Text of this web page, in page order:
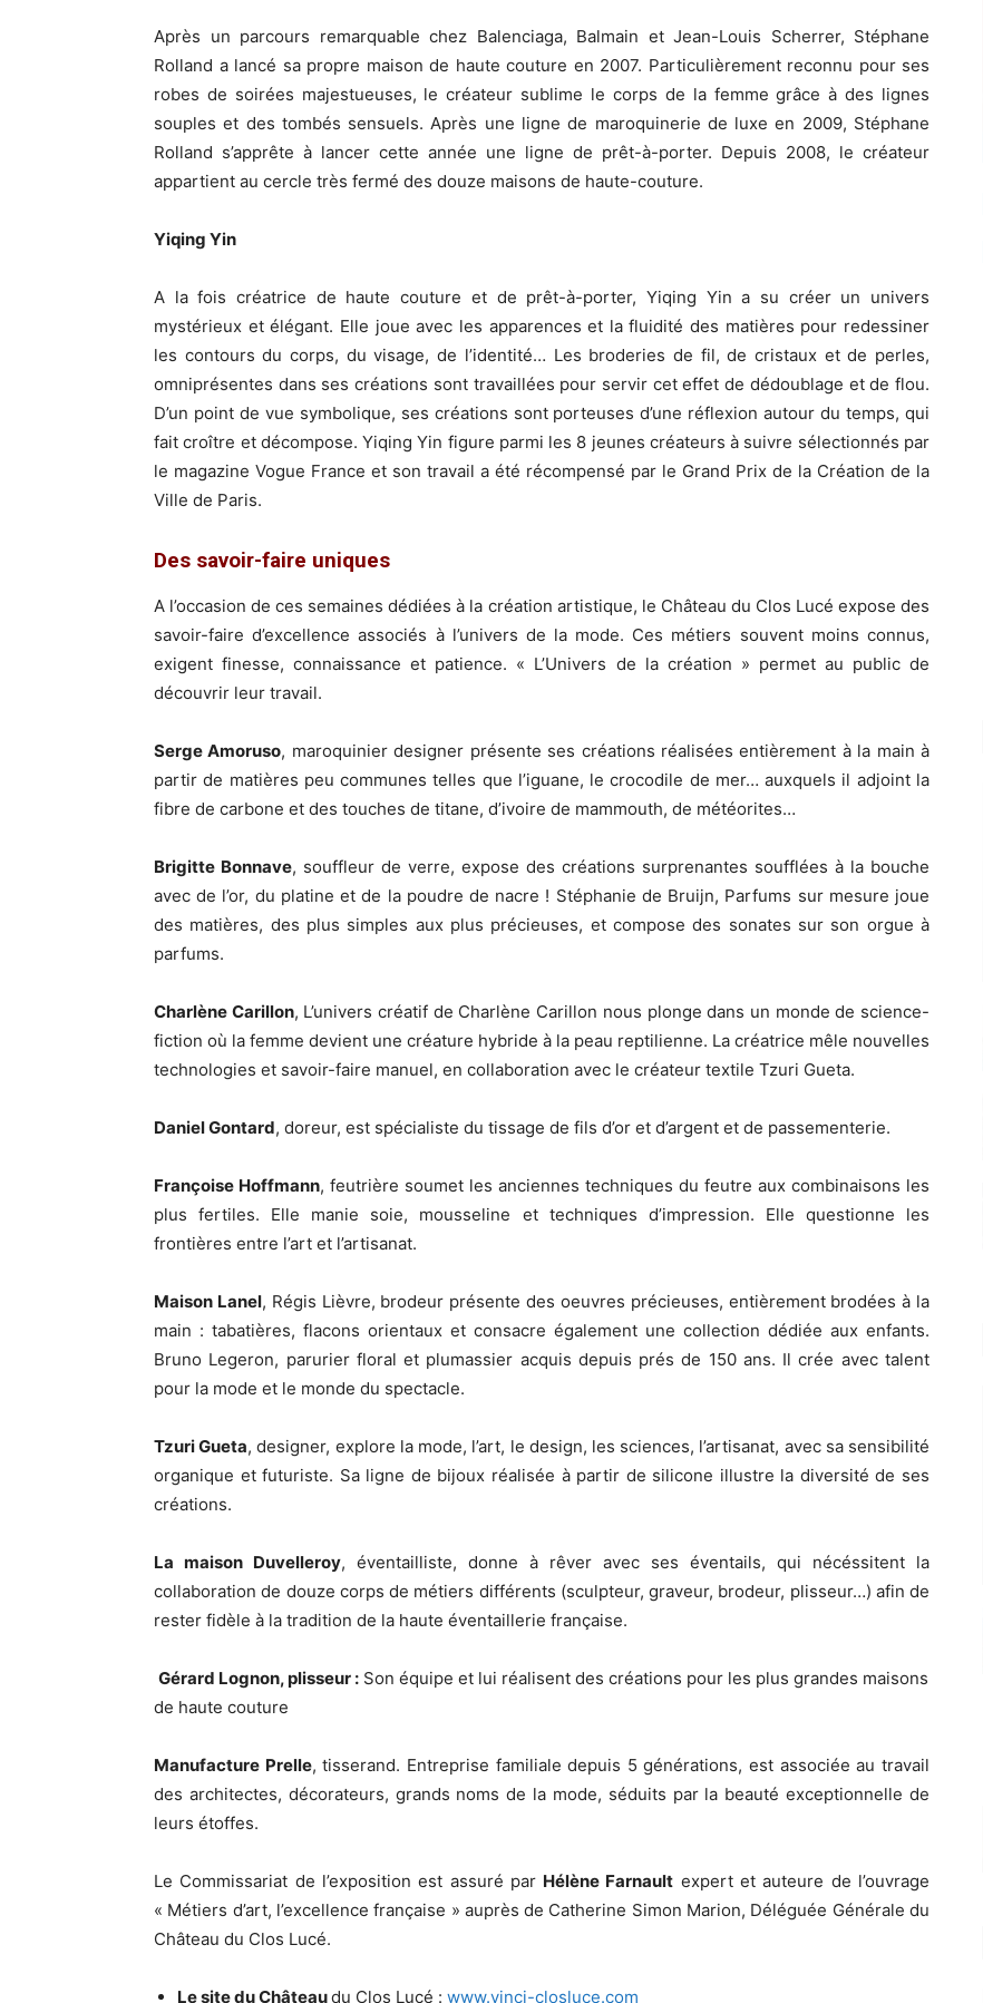
Après un parcours remarquable chez Balenciaga, Balmain et Jean-Louis Scherrer, Stéphane
Rolland a lancé sa propre maison de haute couture en 2007. Particulièrement reconnu pour ses
robes de soirées majestueuses, le créateur sublime le corps de la femme grâce à des lignes
souples et des tombés sensuels. Après une ligne de maroquinerie de luxe en 2009, Stéphane
Rolland s’apprête à lancer cette année une ligne de prêt-à-porter. Depuis 2008, le créateur
appartient au cercle très fermé des douze maisons de haute-couture.
Yiqing Yin
A la fois créatrice de haute couture et de prêt-à-porter, Yiqing Yin a su créer un univers
mystérieux et élégant. Elle joue avec les apparences et la fluidité des matières pour redessiner
les contours du corps, du visage, de l’identité… Les broderies de fil, de cristaux et de perles,
omniprésentes dans ses créations sont travaillées pour servir cet effet de dédoublage et de flou.
D’un point de vue symbolique, ses créations sont porteuses d’une réflexion autour du temps, qui
fait croître et décompose. Yiqing Yin figure parmi les 8 jeunes créateurs à suivre sélectionnés par
le magazine Vogue France et son travail a été récompensé par le Grand Prix de la Création de la
Ville de Paris.
Des savoir-faire uniques
A l’occasion de ces semaines dédiées à la création artistique, le Château du Clos Lucé expose des
savoir-faire d’excellence associés à l’univers de la mode. Ces métiers souvent moins connus,
exigent finesse, connaissance et patience. « L’Univers de la création » permet au public de
découvrir leur travail.
Serge Amoruso, maroquinier designer présente ses créations réalisées entièrement à la main à
partir de matières peu communes telles que l’iguane, le crocodile de mer… auxquels il adjoint la
fibre de carbone et des touches de titane, d’ivoire de mammouth, de météorites…
Brigitte Bonnave, souffleur de verre, expose des créations surprenantes soufflées à la bouche
avec de l’or, du platine et de la poudre de nacre ! Stéphanie de Bruijn, Parfums sur mesure joue
des matières, des plus simples aux plus précieuses, et compose des sonates sur son orgue à
parfums.
Charlène Carillon, L’univers créatif de Charlène Carillon nous plonge dans un monde de science-
fiction où la femme devient une créature hybride à la peau reptilienne. La créatrice mêle nouvelles
technologies et savoir-faire manuel, en collaboration avec le créateur textile Tzuri Gueta.
Daniel Gontard, doreur, est spécialiste du tissage de fils d’or et d’argent et de passementerie.
Françoise Hoffmann, feutrière soumet les anciennes techniques du feutre aux combinaisons les
plus fertiles. Elle manie soie, mousseline et techniques d’impression. Elle questionne les
frontières entre l’art et l’artisanat.
Maison Lanel, Régis Lièvre, brodeur présente des oeuvres précieuses, entièrement brodées à la
main : tabatières, flacons orientaux et consacre également une collection dédiée aux enfants.
Bruno Legeron, parurier floral et plumassier acquis depuis prés de 150 ans. Il crée avec talent
pour la mode et le monde du spectacle.
Tzuri Gueta, designer, explore la mode, l’art, le design, les sciences, l’artisanat, avec sa sensibilité
organique et futuriste. Sa ligne de bijoux réalisée à partir de silicone illustre la diversité de ses
créations.
La maison Duvelleroy, éventailliste, donne à rêver avec ses éventails, qui nécéssitent la
collaboration de douze corps de métiers différents (sculpteur, graveur, brodeur, plisseur…) afin de
rester fidèle à la tradition de la haute éventaillerie française.
Gérard Lognon, plisseur : Son équipe et lui réalisent des créations pour les plus grandes maisons
de haute couture
Manufacture Prelle, tisserand. Entreprise familiale depuis 5 générations, est associée au travail
des architectes, décorateurs, grands noms de la mode, séduits par la beauté exceptionnelle de
leurs étoffes.
Le Commissariat de l’exposition est assuré par Hélène Farnault expert et auteure de l’ouvrage
« Métiers d’art, l’excellence française » auprès de Catherine Simon Marion, Déléguée Générale du
Château du Clos Lucé.
Le site duChâteaudu Clos Lucé : www.vinci-closluce.com